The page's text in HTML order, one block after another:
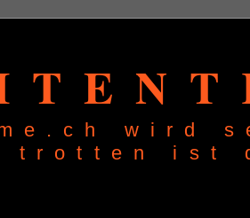
wird
trotten ist